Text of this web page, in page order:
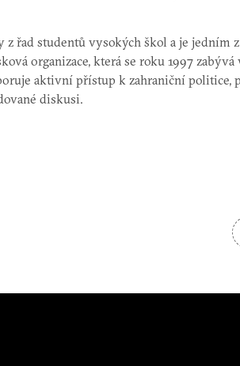
řad studentů vysokých škol a je jedním
organizace, která se roku 1997
aktivní přístup k zahraniční politice,
diskusi.